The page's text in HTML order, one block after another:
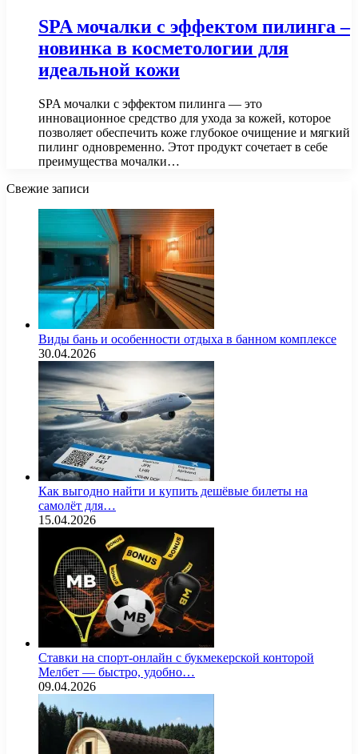
SPA мочалки с эффектом пилинга –
новинка в косметологии для
идеальной кожи
SPA мочалки с эффектом пилинга — это
инновационное средство для ухода за кожей, которое
позволяет обеспечить коже глубокое очищение и мягкий
пилинг одновременно. Этот продукт сочетает в себе
преимущества мочалки…
Свежие записи
Виды бань и особенности отдыха в банном комплексе
30.04.2026
Как выгодно найти и купить дешёвые билеты на
самолёт для…
15.04.2026
Ставки на спорт-онлайн с букмекерской конторой
Мелбет — быстро, удобно…
09.04.2026